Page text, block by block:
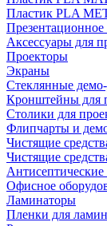
Пластик PLA
Презентационное
Аксессуары для
Проекторы
Экраны
Стеклянные
Кронштейны для
Столики для
Флипчарты и
Чистящие
Чистящие
Антисептические
Офисное
Ламинаторы
Пленки для